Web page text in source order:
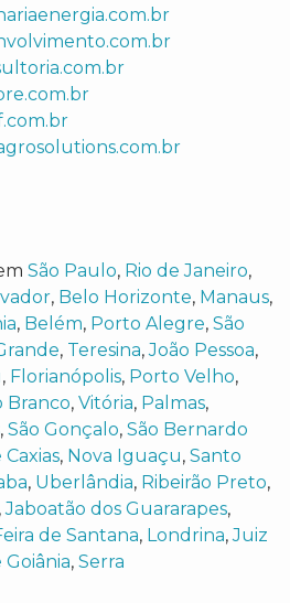
São Paulo, Rio de Janeiro,
, Belo Horizonte, Manaus,
, Belém, Porto Alegre, São
, Teresina,João Pessoa,
, Florianópolis, Porto Velho,
Branco, Vitória, Palmas,
, São Gonçalo, São Bernardo
, Nova Iguaçu, Santo
, Uberlândia, Ribeirão Preto,
,Jaboatão dos Guararapes,
de Santana, Londrina,Juiz
, Serra